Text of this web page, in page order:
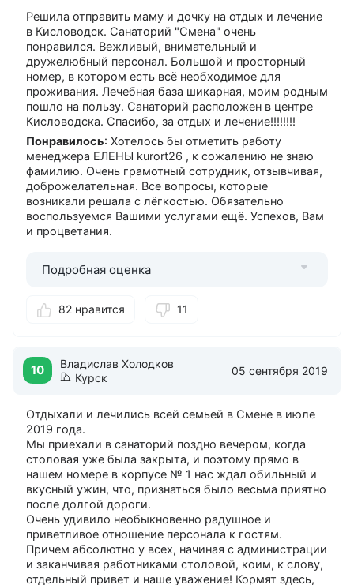
Решила отправить маму и дочку на отдых и лечение
в Кисловодск. Санаторий "Смена" очень
понравился. Вежливый, внимательный и
дружелюбный персонал. Большой и просторный
номер, в котором есть всё необходимое для
проживания. Лечебная база шикарная, моим родным
пошло на пользу. Санаторий расположен в центре
Кисловодска. Спасибо, за отдых и лечение!!!!!!!!
Понравилось: Хотелось бы отметить работу
менеджера ЕЛЕНЫ kurort26 , к сожалению не знаю
фамилию. Очень грамотный сотрудник, отзывчивая,
доброжелательная. Все вопросы, которые
возникали решала с лёгкостью. Обязательно
воспользуемся Вашими услугами ещё. Успехов, Вам
и процветания.
Подробная оценка
82 нравится 11
10
Владислав Холодков
Курск
05 сентября 2019
Отдыхали и лечились всей семьей в Смене в июле
2019 года.
Мы приехали в санаторий поздно вечером, когда
столовая уже была закрыта, и поэтому прямо в
нашем номере в корпусе № 1 нас ждал обильный и
вкусный ужин, что, признаться было весьма приятно
после долгой дороги.
Очень удивило необыкновенно радушное и
приветливое отношение персонала к гостям.
Причем абсолютно у всех, начиная с администрации
и заканчивая работниками столовой, коим, к слову,
отдельный привет и наше уважение! Кормят здесь,